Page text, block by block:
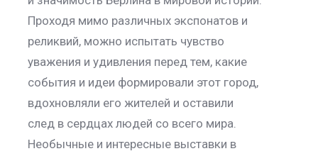
Проходя мимо различных экспонатов и
реликвий, можно испытать чувство
уважения и удивления перед тем, какие
события и идеи формировали этот город,
вдохновляли его жителей и оставили
след в сердцах людей со всего мира.
Необычные и интересные выставки в